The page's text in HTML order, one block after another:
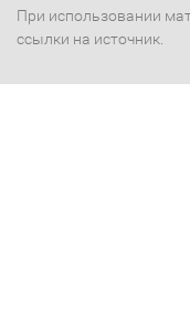
При использовании
ссылки на источник.